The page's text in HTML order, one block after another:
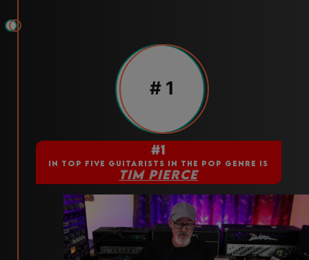
# 1
#1
IN TOP FIVE GUITARISTS IN THE POP GENRE IS
TIM PIERCE